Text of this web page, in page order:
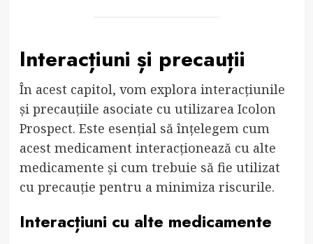
Interacțiuni și precauții
În acest capitol, vom explora interacțiunile
și precauțiile asociate cu utilizarea Icolon
Prospect. Este esențial să înțelegem cum
acest medicament interacționează cu alte
medicamente și cum trebuie să fie utilizat
cu precauție pentru a minimiza riscurile.
Interacțiuni cu alte medicamente